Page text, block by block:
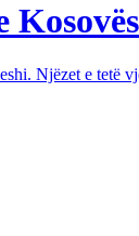
Njëzet e tetë